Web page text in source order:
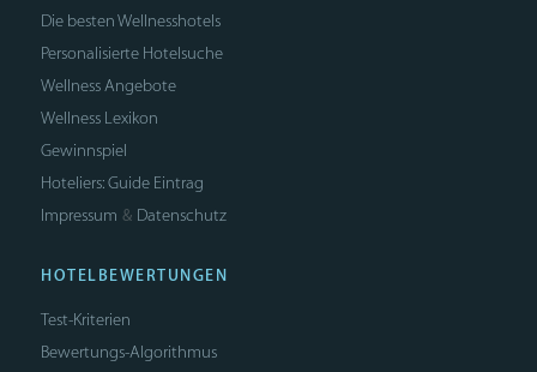
Die besten Wellnesshotels
Personalisierte Hotelsuche
Wellness Angebote
Wellness Lexikon
Gewinnspiel
Hoteliers: Guide Eintrag
Impressum & Datenschutz
HOTELBEWERTUNGEN
Test-Kriterien
Bewertungs-Algorithmus